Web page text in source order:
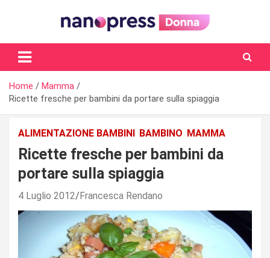
Il magazine femminile di Nanopress.it
Home
Mamma
Ricette fresche per bambini da portare sulla spiaggia
ALIMENTAZIONE BAMBINI BAMBINO MAMMA
Ricette fresche per bambini da
portare sulla spiaggia
4 Luglio 2012 Francesca Rendano